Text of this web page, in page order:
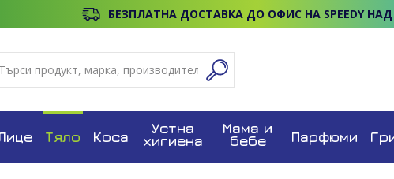
БЕЗПЛАТНА ДОСТАВКА ДО ОФИС НА SPEEDY НАД
Тяло Коса
Устна
хигиена
Мама и
бебе Парфюми